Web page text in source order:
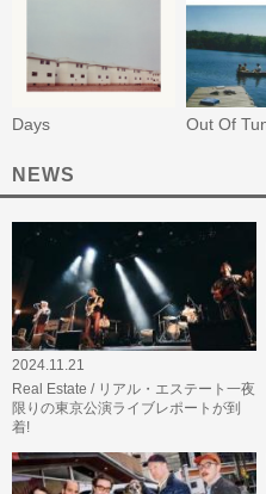
Days
NEWS
2024.11.21
Real Estate / リアル・エステート一夜
限りの東京公演ライブレポートが到
着!